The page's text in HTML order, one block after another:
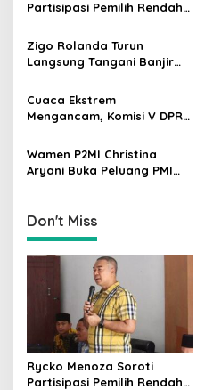
a
i
o
n
Partisipasi Pemilih Rendah
Edukasi Politik
Zigo Rolanda Turun
Langsung Tangani Banjir
Cuaca Ekstrem
Mengancam, Komisi V DPR
Kesiapan Petani Indramayu
Wamen P2MI Christina
Aryani Buka Peluang PMI
Don't Miss
Rycko Menoza Soroti
Partisipasi Pemilih Rendah